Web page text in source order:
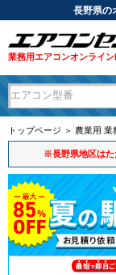
長野県の
業務用エアコンオンライ
トップページ ＞ 農業用 業
※長野県地区はた